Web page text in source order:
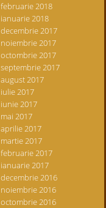
februarie 2018
ianuarie 2018
decembrie 2017
noiembrie 2017
octombrie 2017
septembrie 2017
august 2017
iulie 2017
iunie 2017
mai 2017
aprilie 2017
martie 2017
februarie 2017
ianuarie 2017
decembrie 2016
noiembrie 2016
octombrie 2016